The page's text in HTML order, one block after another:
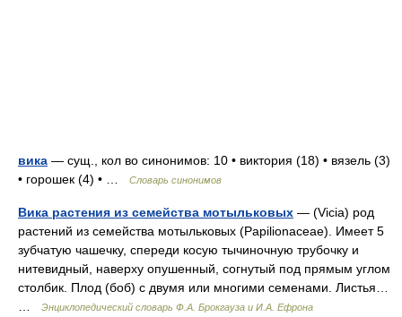
вика — сущ., кол во синонимов: 10 • виктория (18) • вязель (3)
• горошек (4) • …
Словарь синонимов
Вика растения из семейства мотыльковых — (Vicia) род
растений из семейства мотыльковых (Papilionaceae). Имеет 5
зубчатую чашечку, спереди косую тычиночную трубочку и
нитевидный, наверху опушенный, согнутый под прямым углом
столбик. Плод (боб) с двумя или многими семенами. Листья…
Энциклопедический словарь Ф.А. Брокгауза и И.А. Ефрона